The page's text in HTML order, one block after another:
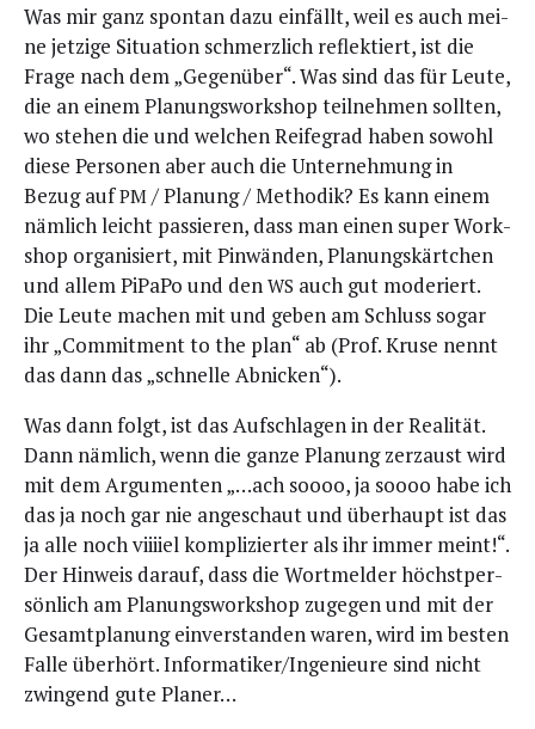
Was mir ganz spon­tan dazu ein­fällt, weil es auch mei­
ne jet­zi­ge Situa­ti­on schmerz­lich reflek­tiert, ist die
Fra­ge nach dem „Gegen­über“. Was sind das für Leu­te,
die an einem Pla­nungs­work­shop teil­neh­men soll­ten,
wo ste­hen die und wel­chen Rei­fe­grad haben sowohl
die­se Per­so­nen aber auch die Unter­neh­mung in
Bezug aufPM / Pla­nung / Metho­dik? Es kann einem
näm­lich leicht pas­sie­ren, dass man einen super Work­
shop orga­ni­siert, mit Pin­wän­den, Pla­nungs­kärt­chen
und allem PiPa­Po und den WS auch gut mode­riert.
Die Leu­te machen mit und geben am Schluss sogar
ihr „Com­mit­ment to the plan“ ab (Prof. Kru­se nennt
das dann das „schnel­le Abnicken“).
Was dann folgt, ist das Auf­schla­gen in der Rea­li­tät.
Dann näm­lich, wenn die gan­ze Pla­nung zer­zaust wird
mit dem Argu­men­ten „…ach soooo, ja soooo habe ich
das ja noch gar nie ange­schaut und über­haupt ist das
ja alle noch viii­iel kom­pli­zier­ter als ihr immer meint!“.
Der Hin­weis dar­auf, dass die Wort­mel­der höchst­per­
sön­lich am Pla­nungs­work­shop zuge­gen und mit der
Gesamt­pla­nung ein­ver­stan­den waren, wird im bes­ten
Fal­le über­hört. Informatiker/Ingenieure sind nicht
zwin­gend gute Planer…